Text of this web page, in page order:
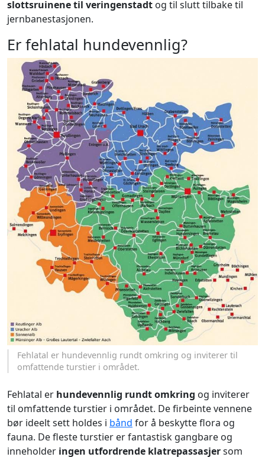
slottsruinene til veringenstadt og til slutt tilbake til
jernbanestasjonen.
Er fehlatal hundevennlig?
Fehlatal er hundevennlig rundt omkring og inviterer til
omfattende turstier i området.
Fehlatal er hundevennlig rundt omkring og inviterer
til omfattende turstier i området. De firbeinte vennene
bør ideelt sett holdes i bånd for å beskytte flora og
fauna. De fleste turstier er fantastisk gangbare og
inneholder ingen utfordrende klatrepassasjersom